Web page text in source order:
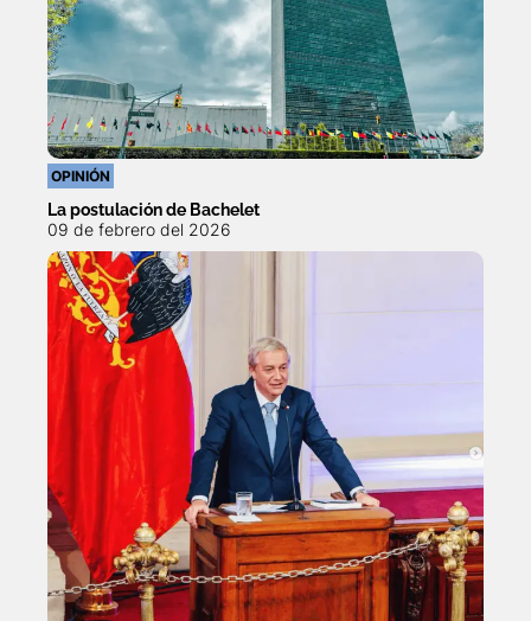
OPINIÓN
La postulación de Bachelet
09 de febrero del 2026